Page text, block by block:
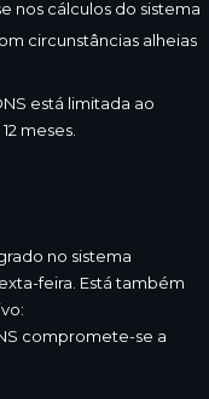
nos cálculos do sistema
circunstâncias alheias
está limitada ao
meses.
no sistema
feira. Está também
compromete-se a